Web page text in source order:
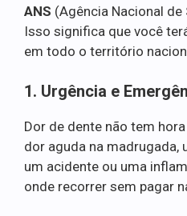
ANS (Agência Nacional de
Isso significa que você
em todo o território
1. Urgência e
Dor de dente não tem
dor aguda na madrugada,
um acidente ou uma
onde recorrer sem pagar